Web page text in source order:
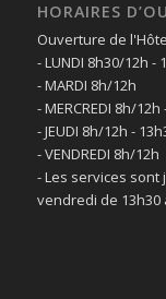
HORAIRES
Ouverture de
- LUNDI 8h30/12h -
- MARDI 8h/12h
- MERCREDI 8h/
- JEUDI 8h/12h -
- VENDREDI 8h/12h
- Les services
vendredi de 13h30